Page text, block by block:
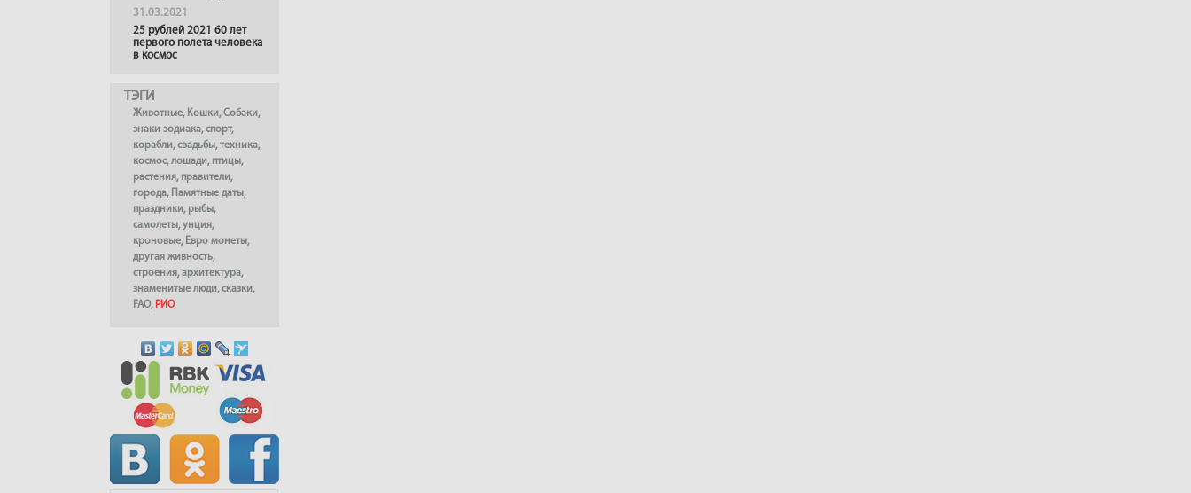
31.03.2021
25 рублей 2021 60 лет
первого полета человека
в космос
ТЭГИ
Животные, Кошки,Собаки,
знаки зодиака,спорт,
корабли,свадьбы,техника,
космос,лошади, птицы,
растения, правители,
города, Памятные даты,
праздники, рыбы,
самолеты,унция,
кроновые, Евро монеты,
другая живность,
строения,архитектура,
знаменитые люди,сказки,
FAO, РИО